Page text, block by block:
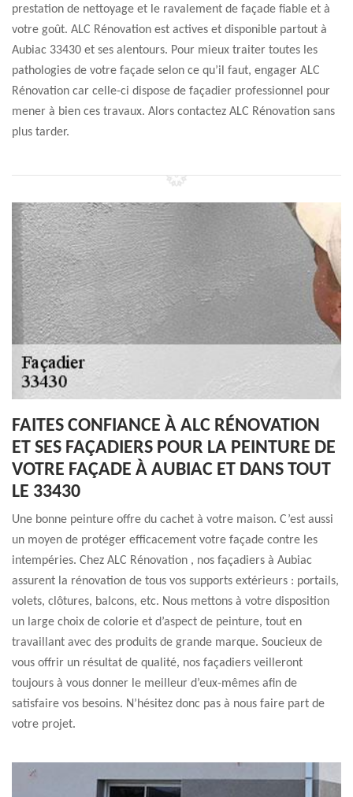
prestation de nettoyage et le ravalement de façade fiable et à
votre goût. ALC Rénovation est actives et disponible partout à
Aubiac 33430 et ses alentours. Pour mieux traiter toutes les
pathologies de votre façade selon ce qu’il faut, engager ALC
Rénovation car celle-ci dispose de façadier professionnel pour
mener à bien ces travaux. Alors contactez ALC Rénovation sans
plus tarder.
FAITES CONFIANCE À ALC RÉNOVATION
ET SES FAÇADIERS POUR LA PEINTURE DE
VOTRE FAÇADE À AUBIAC ET DANS TOUT
LE 33430
Une bonne peinture offre du cachet à votre maison. C’est aussi
un moyen de protéger efficacement votre façade contre les
intempéries. Chez ALC Rénovation , nos façadiers à Aubiac
assurent la rénovation de tous vos supports extérieurs : portails,
volets, clôtures, balcons, etc. Nous mettons à votre disposition
un large choix de colorie et d’aspect de peinture, tout en
travaillant avec des produits de grande marque. Soucieux de
vous offrir un résultat de qualité, nos façadiers veilleront
toujours à vous donner le meilleur d’eux-mêmes afin de
satisfaire vos besoins. N’hésitez donc pas à nous faire part de
votre projet.